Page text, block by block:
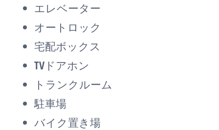
エレベーター
オートロック
宅配ボックス
TVドアホン
トランクルーム
駐車場
バイク置き場